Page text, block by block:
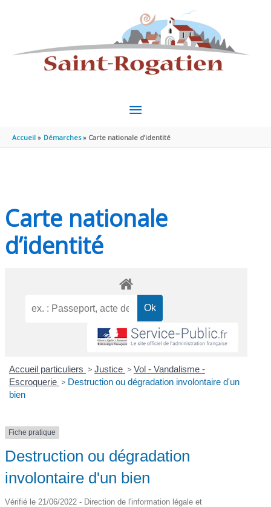
MENU
PRINCIPAL
Accueil Démarches Carte nationale d’identité
Carte nationale
d’identité
Accueil particuliers > Justice > Vol - Vandalisme -
Escroquerie > Destruction ou dégradation involontaire d'un
bien
Fiche pratique
Destruction ou dégradation
involontaire d'un bien
Vérifié le 21/06/2022 - Direction de l'information légale et